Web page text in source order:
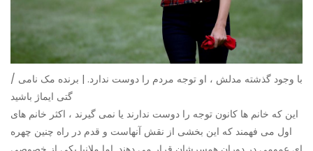
با وجود گذشته مدلش ، او توجه مردم را دوست ندارد. | برنده مک نامی /
گتی ایماژ باشید
این که خانم ها کانون توجه را دوست ندارند یا نمی گیرند ، اکثر خانم های
اول می فهمند که این بخشی از نقش آنهاست و قدم در راه چنین چهره